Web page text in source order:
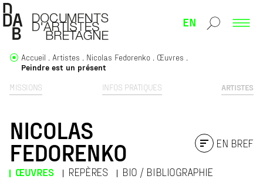
EN
MISSIONS INFOS PRATIQUES ARTISTES
Accueil Artistes Nicolas Fedorenko
Œuvres
Peindre est un présent
NICOLAS
FEDORENKO
ŒUVRES REPÈRES BIO / BIBLIOGRAPHIE
EN BREF